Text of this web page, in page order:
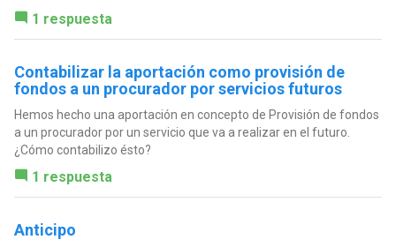
1 respuesta
Contabilizar la aportación como provisión de
fondos a un procurador por servicios futuros
Hemos hecho una aportación en concepto de Provisión de fondos
a un procurador por un servicio que va a realizar en el futuro.
¿Cómo contabilizo ésto?
1 respuesta
Anticipo